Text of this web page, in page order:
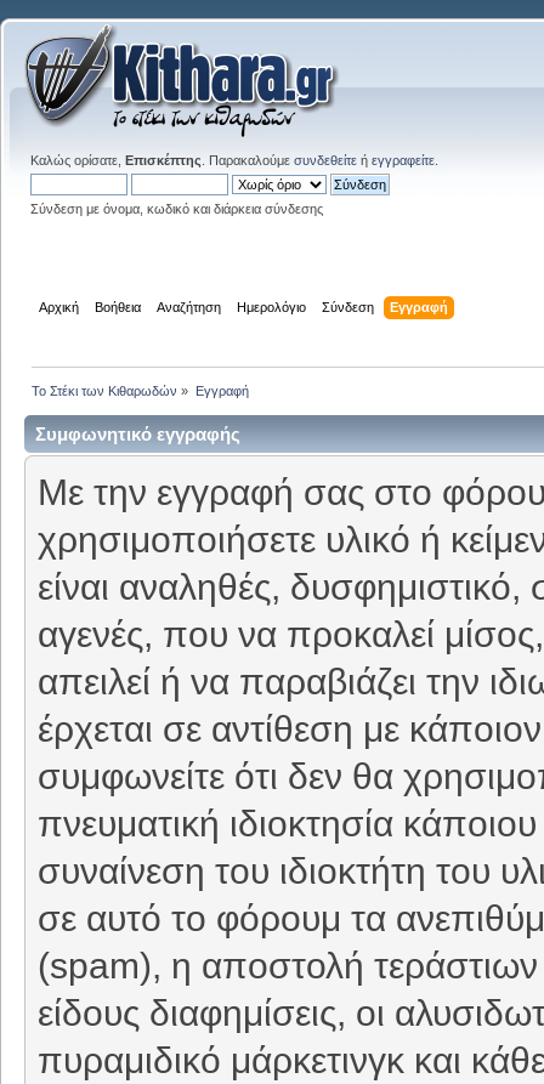
Καλώς ορίσατε, Επισκέπτης . Παρακαλούμε συνδεθείτε ή εγγραφείτε
Σύνδεση με όνομα, κωδικό και διάρκεια σύνδεσης
Αρχική Βοήθεια Αναζήτηση Ημερολόγιο Σύνδεση Εγγραφή
Το Στέκι των Κιθαρωδών » Εγγραφή
Συμφωνητικό εγγραφής
Με την εγγραφή σας στο
χρησιμοποιήσετε υλικό ή
είναι αναληθές, δυσφημιστικό,
αγενές, που να προκαλεί
απειλεί ή να παραβιάζει την
έρχεται σε αντίθεση με
συμφωνείτε ότι δεν θα
πνευματική ιδιοκτησία
συναίνεση του ιδιοκτήτη του
σε αυτό το φόρουμ τα
(spam), η αποστολή
είδους διαφημίσεις, οι
πυραμιδικό μάρκετινγκ και